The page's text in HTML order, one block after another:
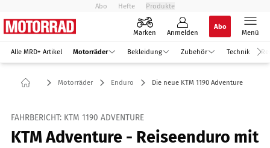
Abo Hefte Produkte
Marken Anmelden
Abo
Menü
Alle MRD+ Artikel Motorräder Bekleidung Zubehör Technik
Motorräder Enduro Die neue KTM 1190 Adventure
FAHRBERICHT: KTM 1190 ADVENTURE
KTM Adventure - Reiseenduro mit